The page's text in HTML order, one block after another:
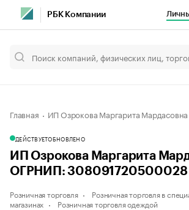
РБК Компании
Главная ИП Озрокова Маргарита Мардасовна
ДЕЙСТВУЕТОБНОВЛЕНО
ИП Озрокова Маргарита
ОГРНИП: 308091720500028
Розничная торговля
Розничная торговля в
магазинах
Розничная торговля одеждой